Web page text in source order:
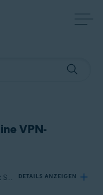
VPN-
Gilt für Avast SecureLine VPN für Windows, Avast SecureLine VPN für Mac, Avast SecureLine VPN für Android, Avast SecureLine VPN für iOS DETAILS ANZEIGEN